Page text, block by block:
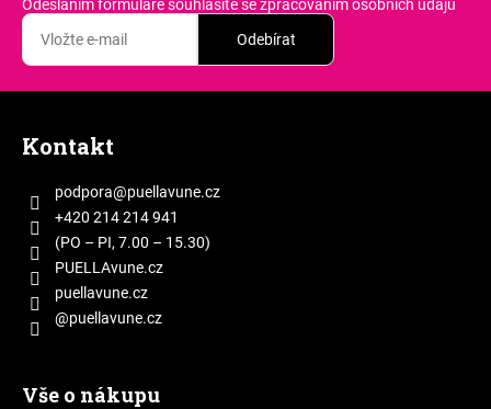
u
j
m
Odesláním formuláře souhlasítese zpracováním osobních údajů
Odebírat
Kontakt
podpora@puellavune.cz
+420 214 214 941
(PO – PI, 7.00 – 15.30)
PUELLAvune.cz
puellavune.cz
@puellavune.cz
Vše o nákupu